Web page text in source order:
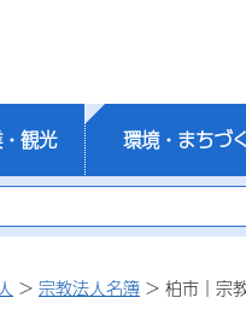
観光 環境・まちづ
> 宗教法人名簿 > 柏市｜宗